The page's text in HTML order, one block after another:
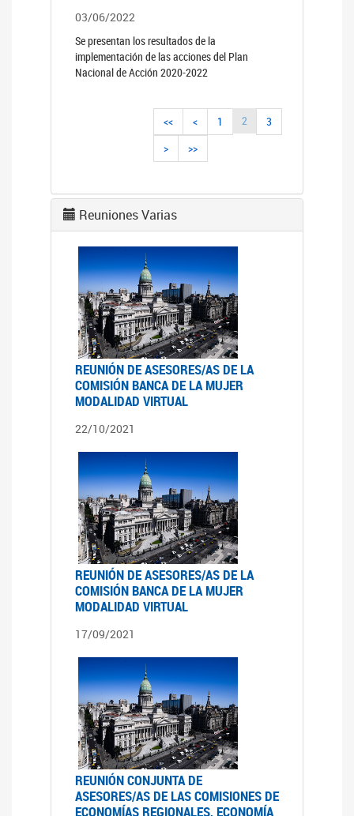
03/06/2022
Se presentan los resultados de la
implementación de las acciones del Plan
Nacional de Acción 2020-2022
<< < 1 2
3
>
>>
Reuniones Varias
REUNIÓN DE ASESORES/AS DE LA
COMISIÓN BANCA DE LA MUJER
MODALIDAD VIRTUAL
22/10/2021
REUNIÓN DE ASESORES/AS DE LA
COMISIÓN BANCA DE LA MUJER
MODALIDAD VIRTUAL
17/09/2021
REUNIÓN CONJUNTA DE
ASESORES/AS DE LAS COMISIONES DE
ECONOMÍAS REGIONALES, ECONOMÍA